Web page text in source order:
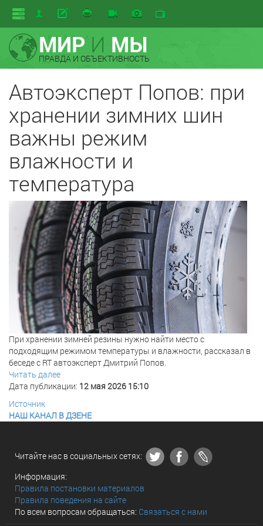
МИРИ МЫ
ПРАВДА И ОБЪЕКТИВНОСТЬ
Автоэксперт Попов: при
хранении зимних шин
важны режим
влажности и
температура
При хранении зимней резины нужно найти место с
подходящим режимом температуры и влажности, рассказал в
беседе с RT автоэксперт Дмитрий Попов.
Читать далее
Дата публикации: 12 мая 2026 15:10
Источник
НАШ КАНАЛ В ДЗЕНЕ
Читайте нас в социальных сетях:
Информация:
Правила постановки материалов
Правила поведения на сайте
По всем вопросам обращаться: Связаться с нами